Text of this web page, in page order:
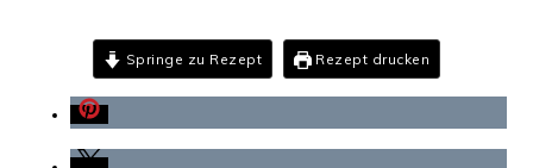
Springe zu Rezept Rezept drucken